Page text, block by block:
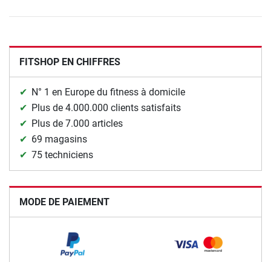
FITSHOP EN CHIFFRES
N° 1 en Europe du fitness à domicile
Plus de 4.000.000 clients satisfaits
Plus de 7.000 articles
69 magasins
75 techniciens
MODE DE PAIEMENT